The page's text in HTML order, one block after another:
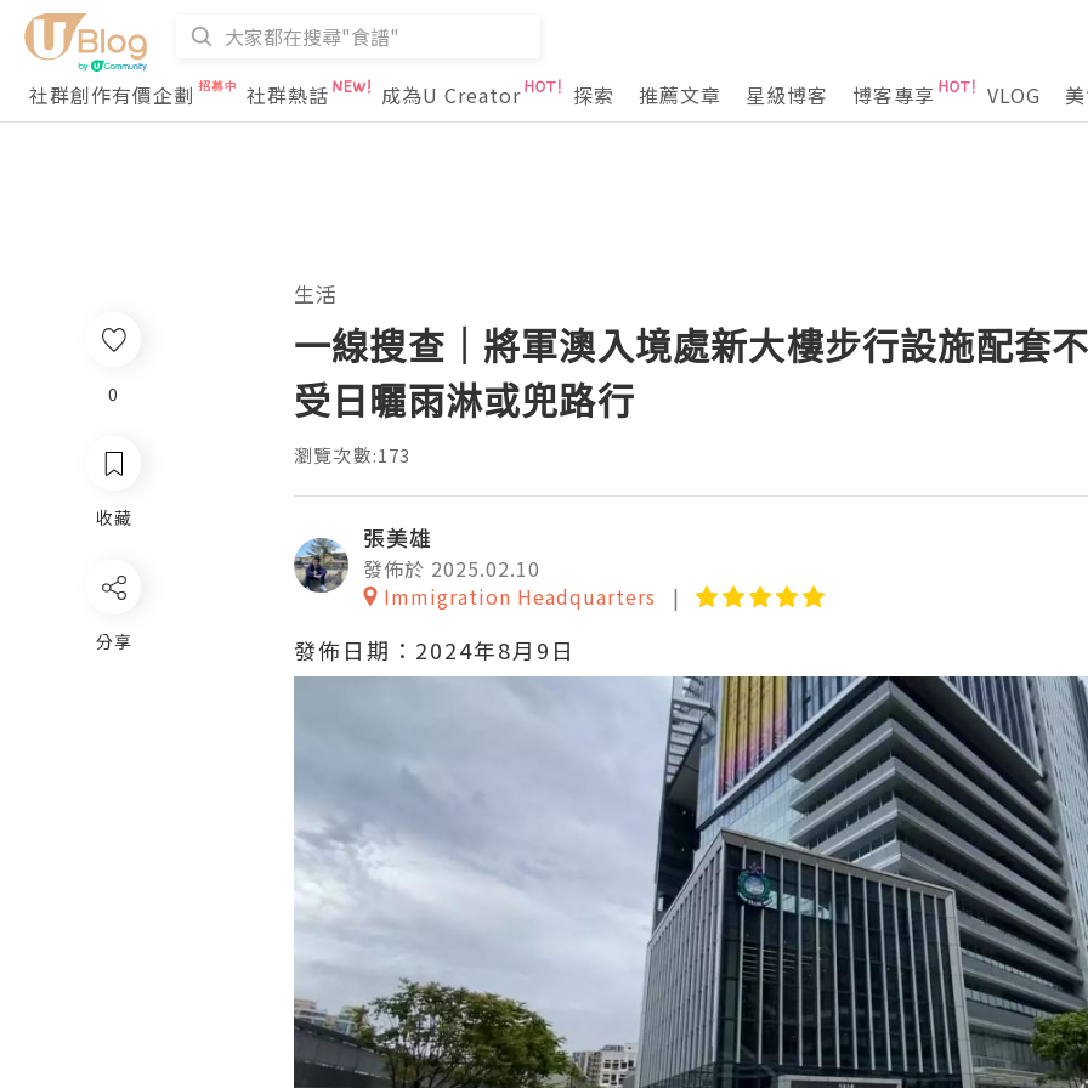
社群創作有價企劃 社群熱話 成為U Creator 探索 推薦文章 星級博客 博客專享 VLOG
0
收藏
分享
生活
一線搜查｜將軍澳入境處新大樓步行設施配套
受日曬雨淋或兜路行
瀏覽次數:173
張美雄
發佈於 2025.02.10
Immigration Headquarters
發佈日期：2024年8月9日